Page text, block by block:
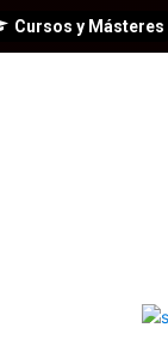
Cursos y Másteres